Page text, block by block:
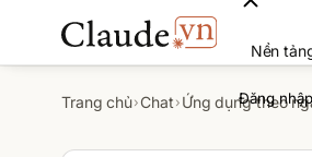
Nền
Đăng
Trang chủ› Chat › Ứng dụng theo